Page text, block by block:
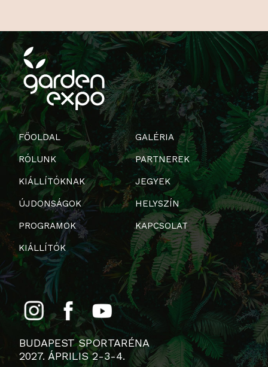
FŐOLDAL
RÓLUNK
KIÁLLÍTÓKNAK
ÚJDONSÁGOK
PROGRAMOK
KIÁLLÍTÓK
GALÉRIA
PARTNEREK
JEGYEK
HELYSZÍN
KAPCSOLAT
BUDAPEST SPORTARÉNA
2027. ÁPRILIS 2-3-4.